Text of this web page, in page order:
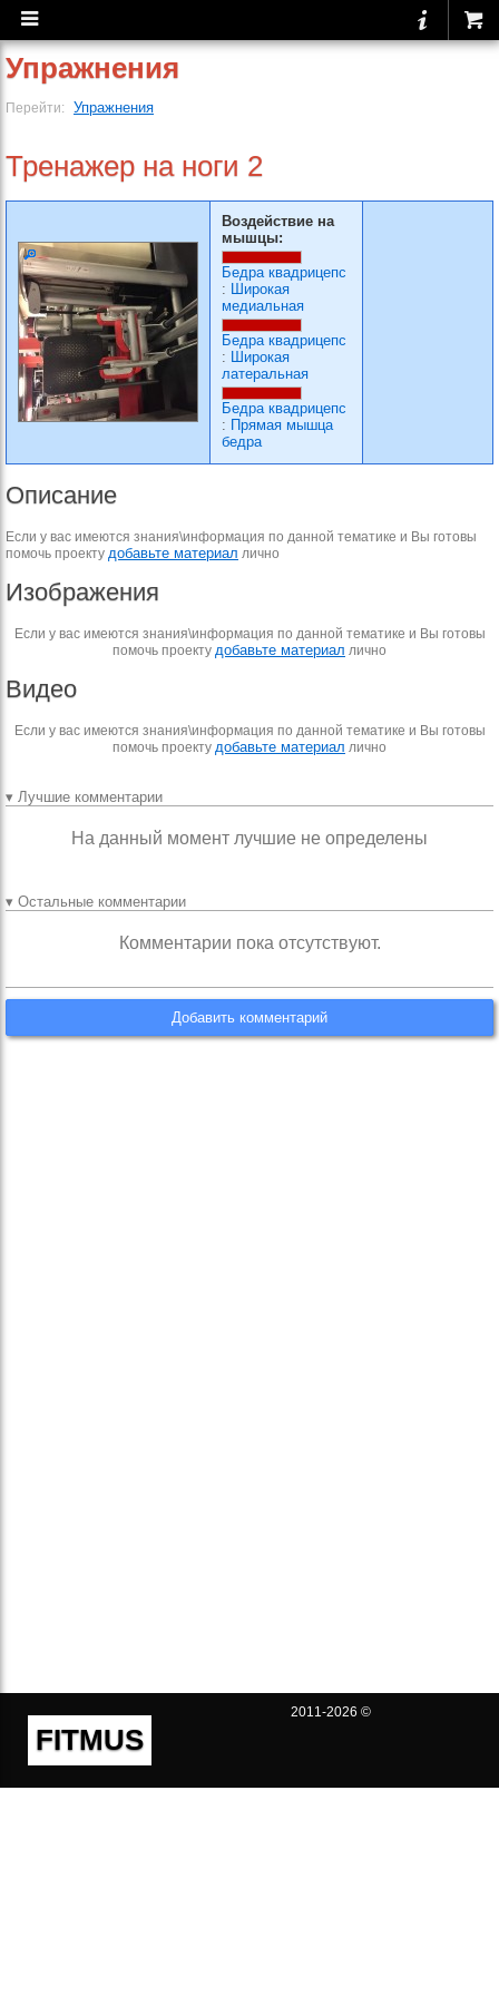
Упражнения
Перейти: Упражнения
Тренажер на ноги 2
Воздействие на
мышцы:
Бедра квадрицепс
: Широкая
медиальная
Бедра квадрицепс
: Широкая
латеральная
Бедра квадрицепс
: Прямая мышца
бедра
Описание
Если у вас имеются знания\информация по данной тематике и Вы готовы
помочь проекту добавьте материал лично
Изображения
Если у вас имеются знания\информация по данной тематике и Вы готовы
помочь проекту добавьте материал лично
Видео
Если у вас имеются знания\информация по данной тематике и Вы готовы
помочь проекту добавьте материал лично
▾ Лучшие комментарии
На данный момент лучшие не определены
▾ Остальные комментарии
Комментарии пока отсутствуют.
Добавить комментарий
FITMUS
2011-2026 ©